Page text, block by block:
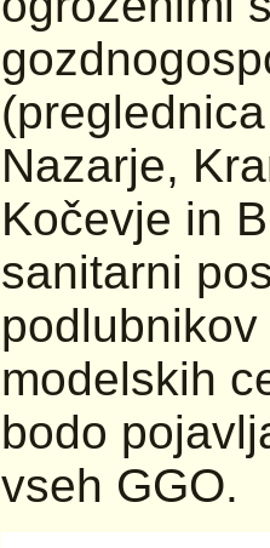
Nazarje,
Kočevje in
sanitarni
modelskih
bodo
vseh GGO.